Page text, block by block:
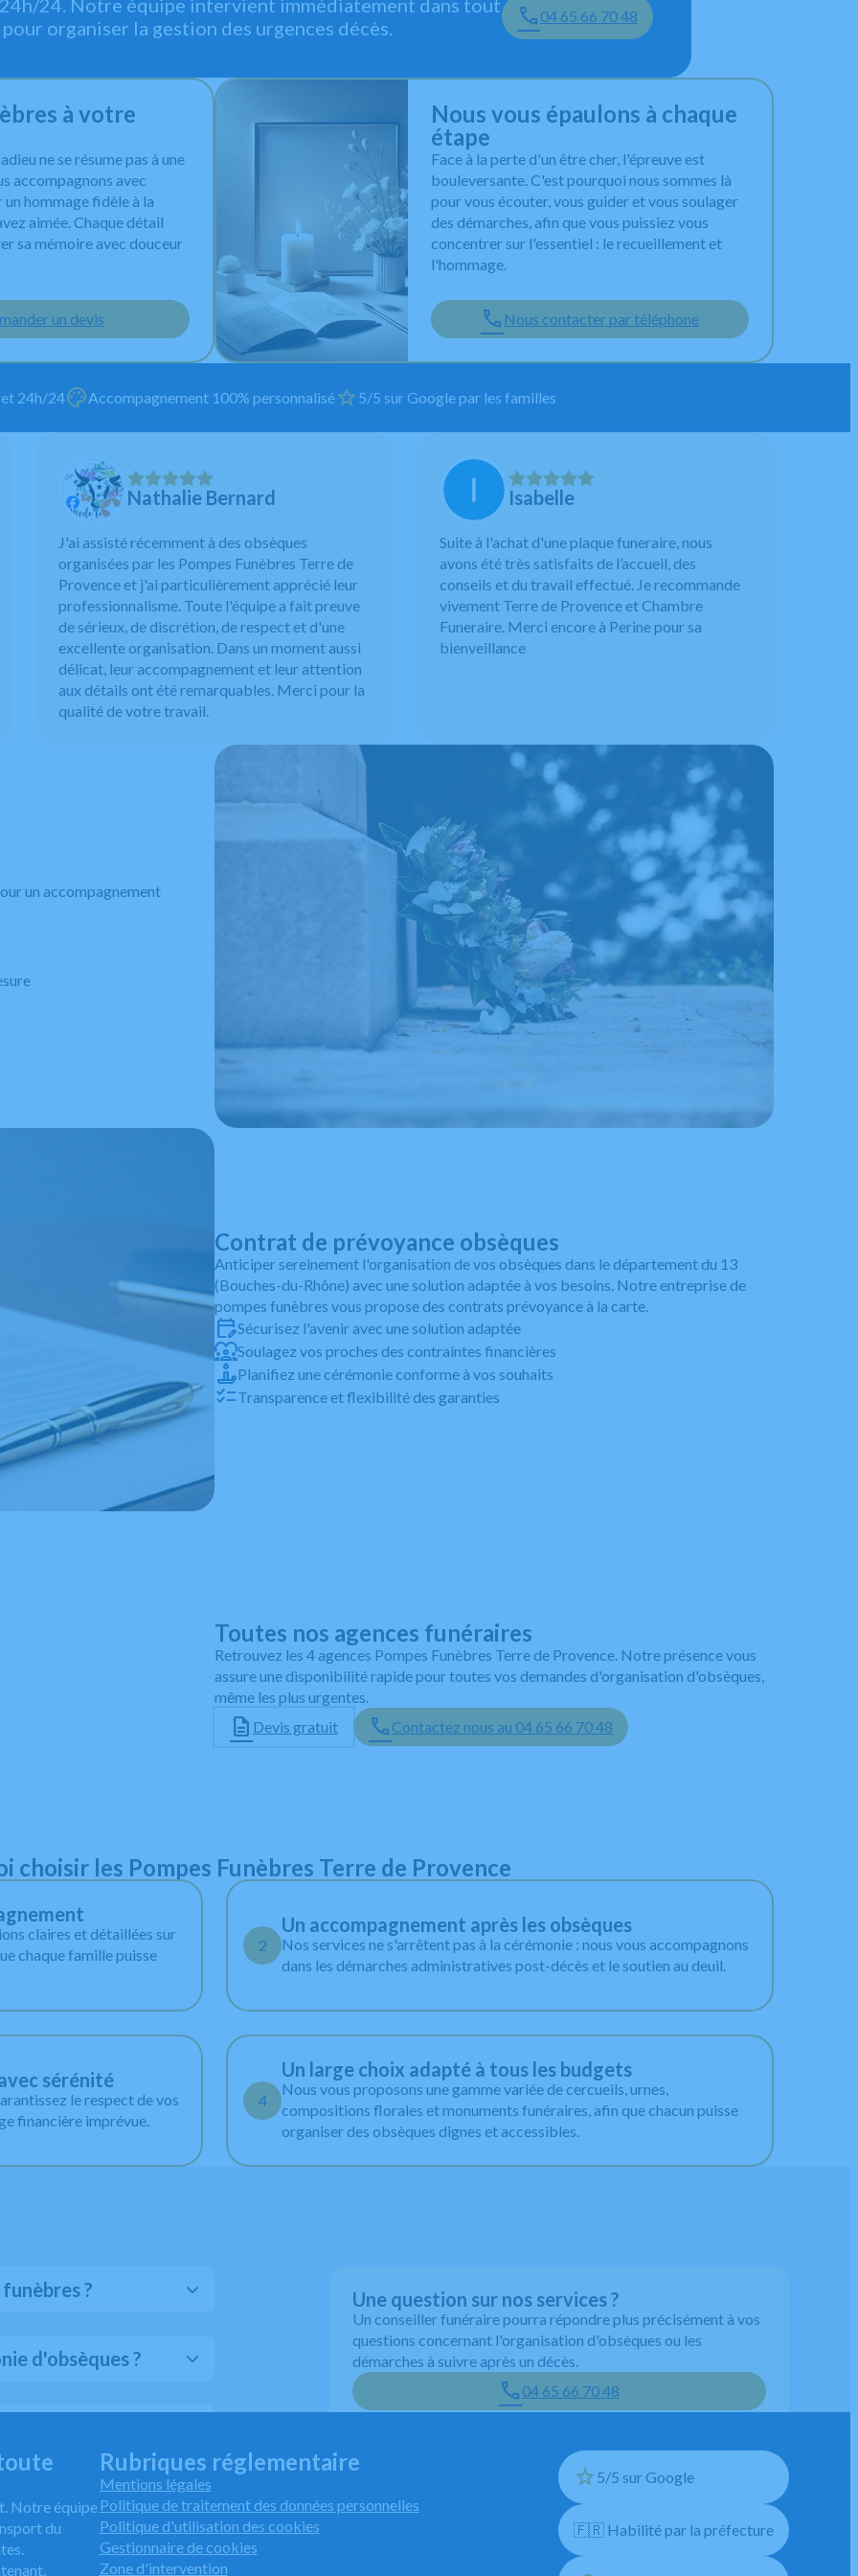
24. Notre équipe intervient immédiatement dans tout
organiser la gestion des urgences décès.
04 65 66 70 48
à votre
ne se résume pas à une
accompagnons avec
hommage fidèle à la
aimée. Chaque détail
sa mémoire avec douceur
un devis
Nous vous épaulons à chaque
étape
Face à la perte d'un être cher, l'épreuve est
bouleversante. C'est pourquoi nous sommes là
pour vous écouter, vous guider et vous soulager
des démarches, afin que vous puissiez vous
concentrer sur l'essentiel : le recueillement et
l'hommage.
Nous contacter par téléphone
24h/24 Accompagnement 100% personnalisé 5/5 sur Google par les familles
Nathalie Bernard
J'ai assisté récemment à des obsèques
organisées par les Pompes Funèbres Terre de
Provence et j'ai particulièrement apprécié leur
professionnalisme. Toute l'équipe a fait preuve
de sérieux, de discrétion, de respect et d'une
excellente organisation. Dans un moment aussi
délicat, leur accompagnement et leur attention
aux détails ont été remarquables. Merci pour la
qualité de votre travail.
Isabelle
Suite à l'achat d'une plaque funeraire, nous
avons été très satisfaits de l’accueil, des
conseils et du travail effectué. Je recommande
vivement Terre de Provence et Chambre
Funeraire. Merci encore à Perine pour sa
bienveillance
un accompagnement
Contrat de prévoyance obsèques
Anticiper sereinement l'organisation de vos obsèques dans le département du 13
(Bouches-du-Rhône) avec une solution adaptée à vos besoins. Notre entreprise de
pompes funèbres vous propose des contrats prévoyance à la carte.
Sécurisez l'avenir avec une solution adaptée
Soulagez vos proches des contraintes financières
Planifiez une cérémonie conforme à vos souhaits
Transparence et flexibilité des garanties
Toutes nos agences funéraires
Retrouvez les 4 agences Pompes Funèbres Terre de Provence. Notre présence vous
assure une disponibilité rapide pour toutes vos demandes d'organisation d'obsèques,
même les plus urgentes.
Devis gratuit
Contactez nous au 04 65 66 70 48
Leaflet
choisir les Pompes Funèbres Terre de Provence
claires et détaillées sur
chaque famille puisse
2
Un accompagnement après les obsèques
Nos services ne s'arrêtent pas à la cérémonie : nous vous accompagnons
dans les démarches administratives post-décès et le soutien au deuil.
sérénité
le respect de vos
financière imprévue.
4
Un large choix adapté à tous les budgets
Nous vous proposons une gamme variée de cercueils, urnes,
compositions florales et monuments funéraires, afin que chacun puisse
organiser des obsèques dignes et accessibles.
?
d'obsèques ?
Une question sur nos services ?
Un conseiller funéraire pourra répondre plus précisément à vos
questions concernant l'organisation d'obsèques ou les
démarches à suivre après un décès.
04 65 66 70 48
Notre équipe
du
Rubriques réglementaire
Mentions légales
Politique de traitement des données personnelles
Politique d'utilisation des cookies
Gestionnaire de cookies
Zone d'intervention
5/5 sur Google
🇫🇷 Habilité par la préfecture